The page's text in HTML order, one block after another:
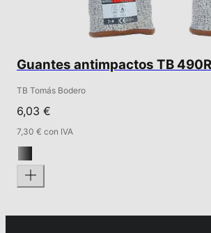
Guantes antimpactos TB
TB Tomás Bodero
6,03 €
7,30 € con IVA